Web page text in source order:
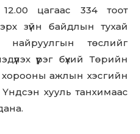
цагаас 334 тоот
зүйн байдлын тухай
найруулгын төслийг
үүрэг бүхий Төрийн
ажлын хэсгийн
хууль танхимаас